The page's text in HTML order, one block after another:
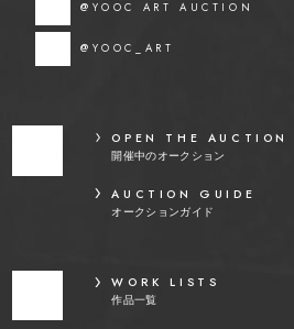
@YOOC ART AUCTION
@YOOC_ART
OPEN THE AUCTION
開催中のオークション
AUCTION GUIDE
オークションガイド
WORK LISTS
作品一覧